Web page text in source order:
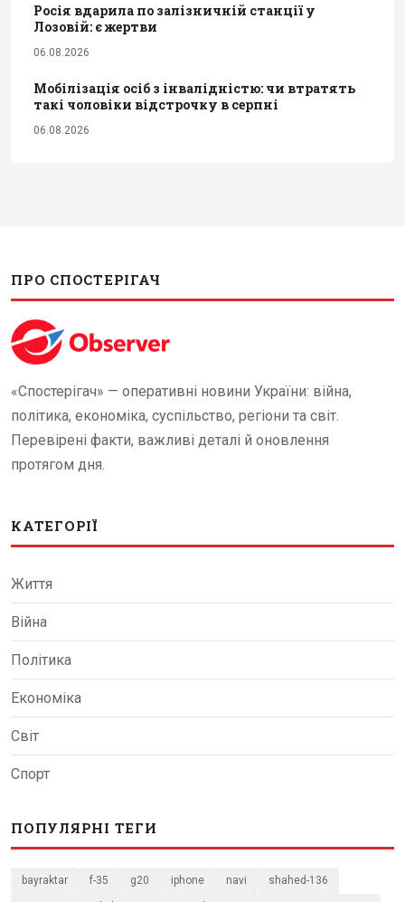
Росія вдарила по залізничній станції у
Лозовій: є жертви
06.08.2026
Мобілізація осіб з інвалідністю: чи втратять
такі чоловіки відстрочку в серпні
06.08.2026
ПРО СПОСТЕРІГАЧ
«Спостерігач» — оперативні новини України: війна,
політика, економіка, суспільство, регіони та світ.
Перевірені факти, важливі деталі й оновлення
протягом дня.
КАТЕГОРІЇ
Життя
Війна
Політика
Економіка
Світ
Спорт
ПОПУЛЯРНІ ТЕГИ
bayraktar f-35 g20 iphone navi shahed-136